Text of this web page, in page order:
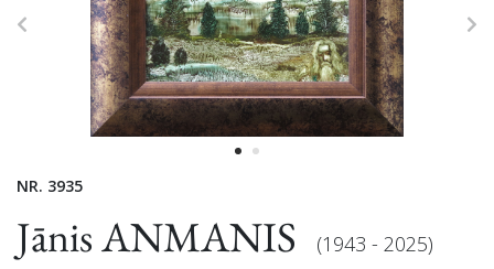
NR. 3935
Jānis ANMANIS (1943 - 2025)